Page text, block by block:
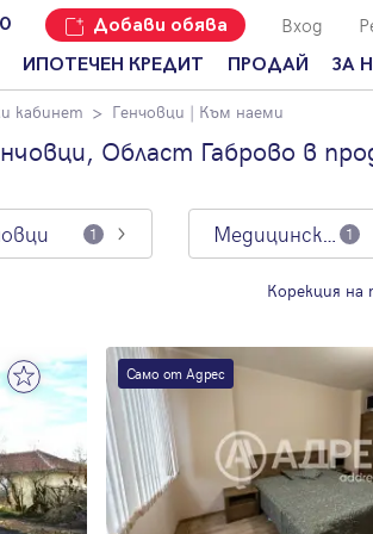
Добави обява Вход
ИПОТЕЧЕН КРЕДИТ ПРОДАЙ
Добави
имот с
Адрес?
ЗА
Наши
Кои
Често
въпроси
кабинет Генчовци | Към наеми
Област Габрово в
1 Медицински кабинет 1
Корекция
Само от Адрес